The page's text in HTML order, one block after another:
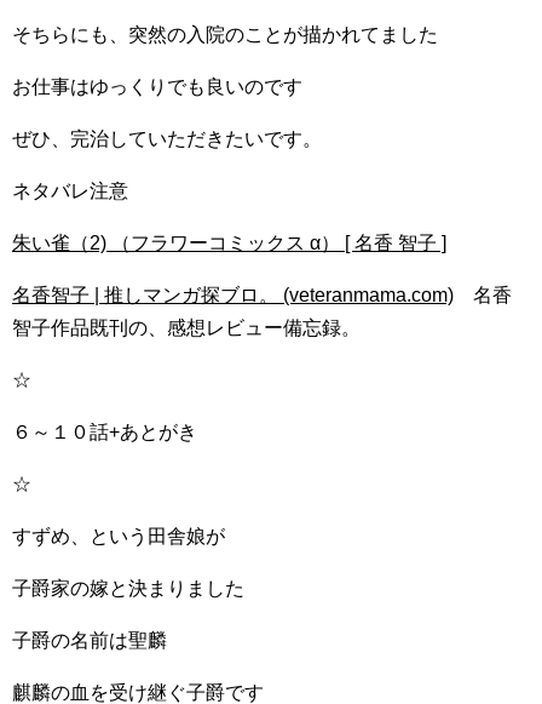
そちらにも、突然の入院のことが描かれてました
お仕事はゆっくりでも良いのです
ぜひ、完治していただきたいです。
ネタバレ注意
朱い雀（2) （フラワーコミックス α） [ 名香 智子 ]
名香智子 | 推しマンガ探ブロ。 (veteranmama.com) 名香
智子作品既刊の、感想レビュー備忘録。
☆
６～１０話+あとがき
☆
すずめ、という田舎娘が
子爵家の嫁と決まりました
子爵の名前は聖麟
麒麟の血を受け継ぐ子爵です